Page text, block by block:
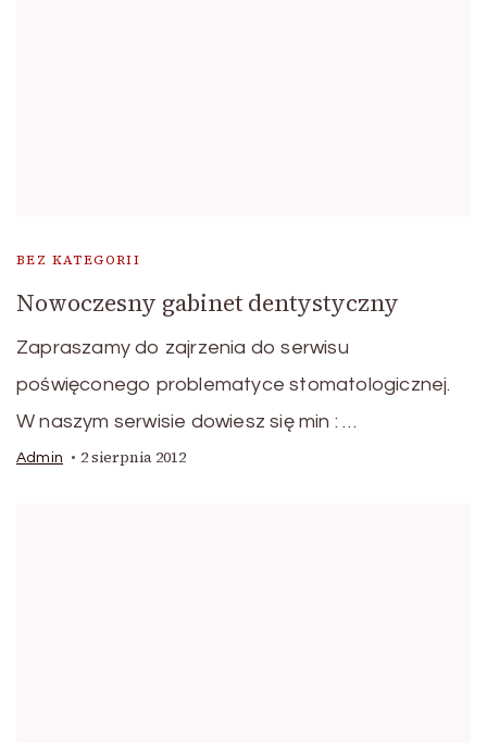
BEZ KATEGORII
Nowoczesny gabinet dentystyczny
Zapraszamy do zajrzenia do serwisu
poświęconego problematyce stomatologicznej.
W naszym serwisie dowiesz się min : …
Admin 2 sierpnia 2012